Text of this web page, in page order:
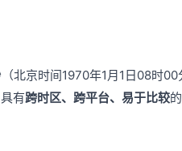
北京时间1970年1月1日08时
有跨时区、跨平台、易于比较